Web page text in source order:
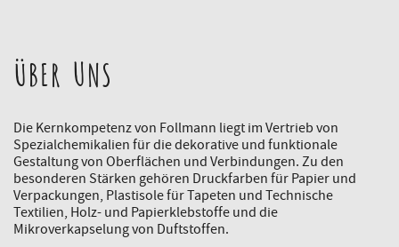
ÜBER UNS
Die Kernkompetenz von Follmann liegt im Vertrieb von
Spezialchemikalien für die dekorative und funktionale
Gestaltung von Oberflächen und Verbindungen. Zu den
besonderen Stärken gehören Druckfarben für Papier und
Verpackungen, Plastisole für Tapeten und Technische
Textilien, Holz- und Papierklebstoffe und die
Mikroverkapselung von Duftstoffen.